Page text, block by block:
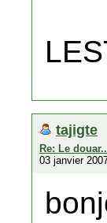
tajigte
Re: Le
03 janvier